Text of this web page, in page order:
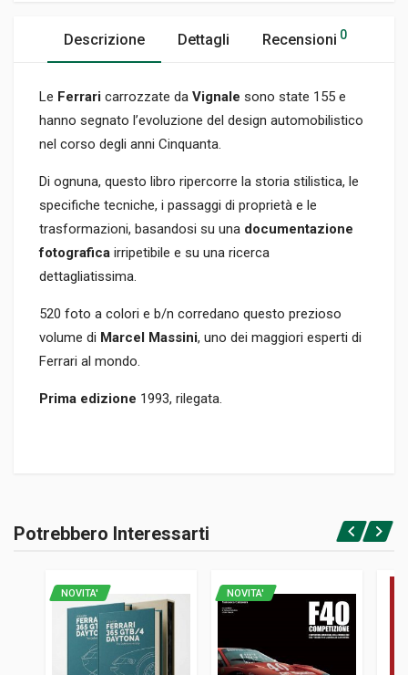
Descrizione Dettagli Recensioni 0
Le Ferrari carrozzate da Vignale sono state 155 e
hanno segnato l’evoluzione del design automobilistico
nel corso degli anni Cinquanta.
Di ognuna, questo libro ripercorre la storia stilistica, le
specifiche tecniche, i passaggi di proprietà e le
trasformazioni, basandosi su una documentazione
fotografica irripetibile e su una ricerca
dettagliatissima.
520 foto a colori e b/n corredano questo prezioso
volume di Marcel Massini, uno dei maggiori esperti di
Ferrari al mondo.
Prima edizione 1993, rilegata.
Rilegato
8879110853
Accedi o registrati
Potrebbero Interessarti
NOVITA' NOVITA'